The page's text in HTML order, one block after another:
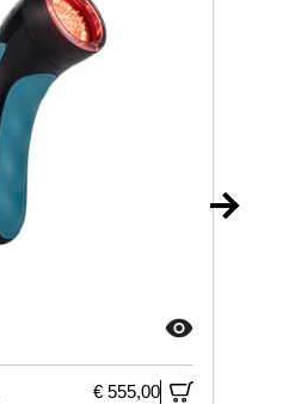
€ 555,00